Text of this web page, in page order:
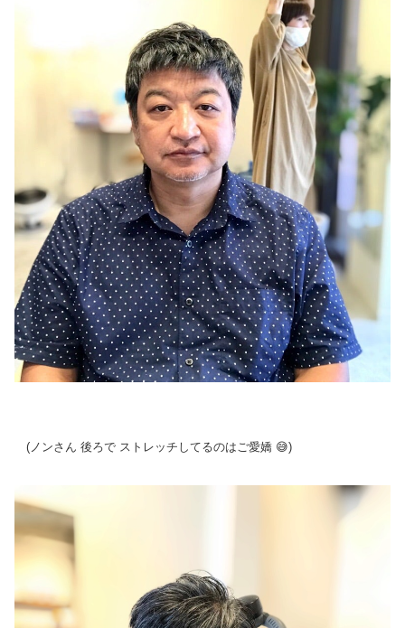
(ノンさん 後ろで ストレッチしてるのは ご愛嬌 😅)